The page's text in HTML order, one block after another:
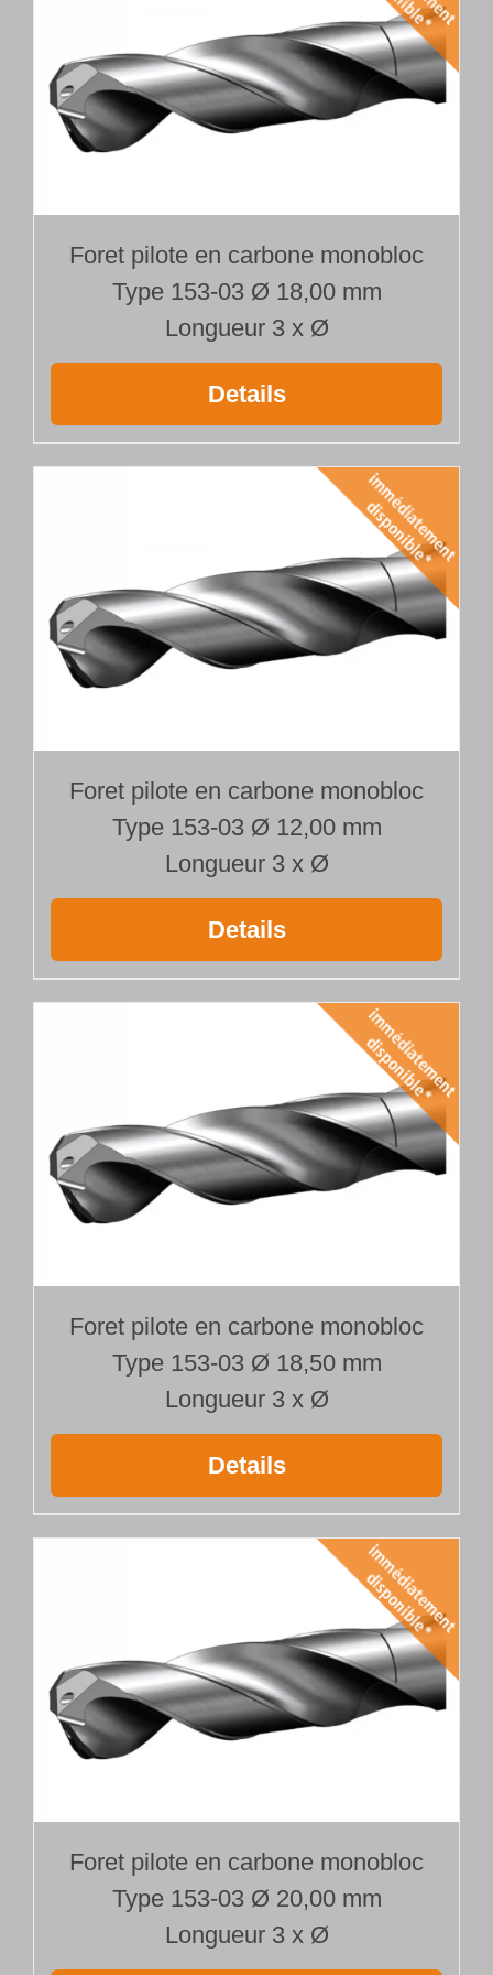
Foret pilote en carbone monobloc
Type 153-03 Ø 18,00 mm
Longueur 3 x Ø
Details
Foret pilote en carbone monobloc
Type 153-03 Ø 12,00 mm
Longueur 3 x Ø
Details
Foret pilote en carbone monobloc
Type 153-03 Ø 18,50 mm
Longueur 3 x Ø
Details
Foret pilote en carbone monobloc
Type 153-03 Ø 20,00 mm
Longueur 3 x Ø